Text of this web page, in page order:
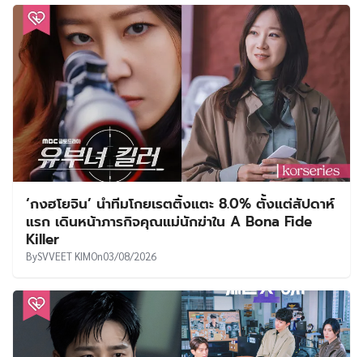
‘กงฮโยจิน’ นำทีมโกยเรตติ้งแตะ 8.0% ตั้งแต่สัปดาห์
แรก เดินหน้าภารกิจคุณแม่นักฆ่าใน A Bona Fide
Killer
BySVVEET KIMOn03/08/2026